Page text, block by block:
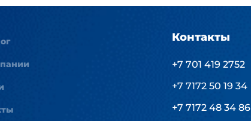
Контакты
+7 701 419 2752
+7 7172 50 19 34
+7 7172 48 34 86